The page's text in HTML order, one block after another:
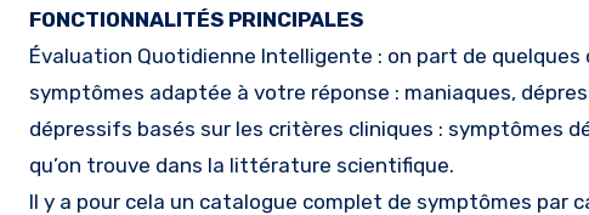
FONCTIONNALITÉS PRINCIPALES
Évaluation Quotidienne Intelligente : on part de
symptômes adaptée à votre réponse : maniaques,
dépressifs basés sur les critères cliniques : symptômes
qu’on trouve dans la littérature scientifique.
Il y a pour cela un catalogue complet de symptômes par